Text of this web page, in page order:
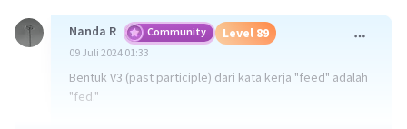
Nanda R Community Level 89
09 Juli 2024 01:33
Bentuk V3 (past participle) dari kata kerja "feed" adalah
"fed."